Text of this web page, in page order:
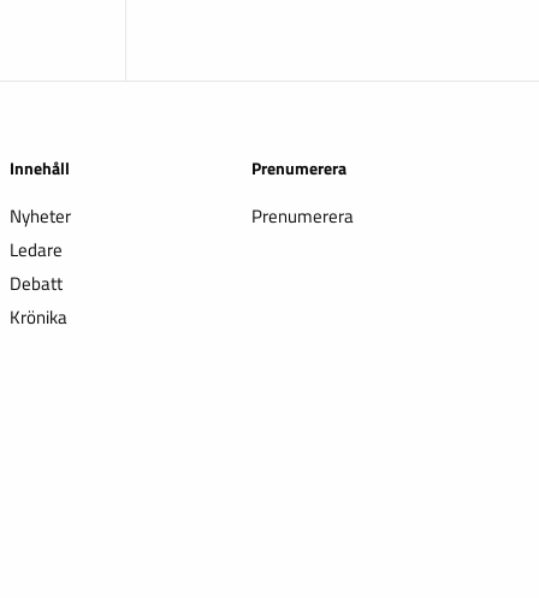
Innehåll
Nyheter
Ledare
Debatt
Krönika
Prenumerera
Prenumerera